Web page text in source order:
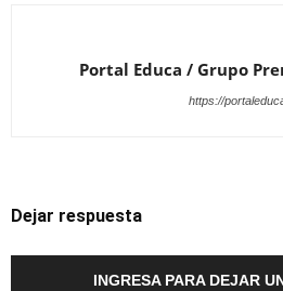
Portal Educa / Grupo
https://
Dejar respuesta
INGRESA PARA DEJAR